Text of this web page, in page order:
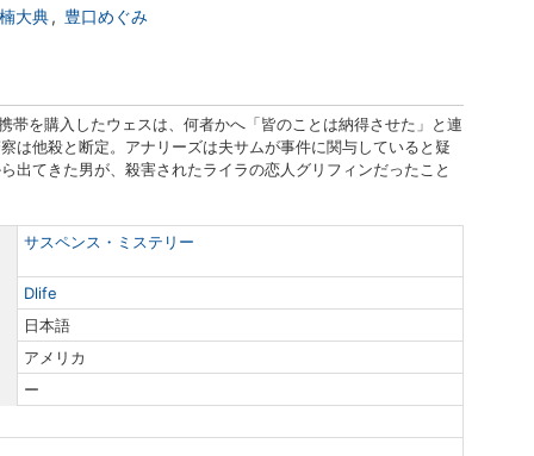
楠大典
豊口めぐみ
帯を購入したウェスは、何者かへ「皆のことは納得させた」と連
は他殺と断定。アナリーズは夫サムが事件に関与していると疑
出てきた男が、殺害されたライラの恋人グリフィンだったこと
サスペンス・ミステリー
Dlife
日本語
アメリカ
ー